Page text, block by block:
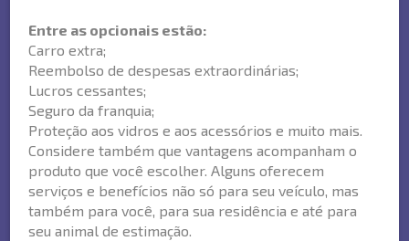
Entre as opcionais estão:
Carro extra;
Reembolso de despesas extraordinárias;
Lucros cessantes;
Seguro da franquia;
Proteção aos vidros e aos acessórios e muito mais.
Considere também que vantagens acompanham o
produto que você escolher. Alguns oferecem
serviços e benefícios não só para seu veículo, mas
também para você, para sua residência e até para
seu animal de estimação.